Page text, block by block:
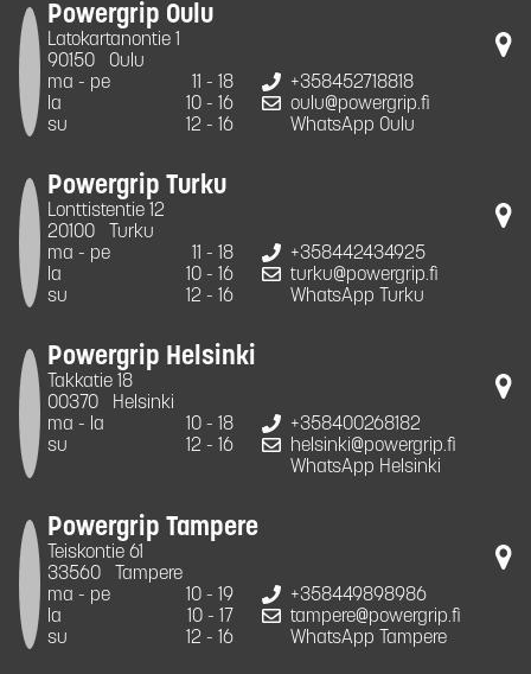
Powergrip Oulu
Latokartanontie 1
90150
Oulu
ma - pe
11 - 18
la
10 - 16
su
12 - 16
+358452718818
oulu@powergrip.fi
WhatsApp Oulu
Powergrip Turku
Lonttistentie 12
20100
Turku
ma - pe
11 - 18
la
10 - 16
su
12 - 16
+358442434925
turku@powergrip.fi
WhatsApp Turku
Powergrip Helsinki
Takkatie 18
00370
Helsinki
ma - la
10 - 18
su
12 - 16
+358400268182
helsinki@powergrip.fi
WhatsApp Helsinki
Powergrip Tampere
Teiskontie 61
33560
Tampere
ma - pe
10 - 19
la
10 - 17
su
12 - 16
+358449898986
tampere@powergrip.fi
WhatsApp Tampere